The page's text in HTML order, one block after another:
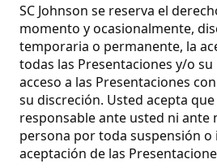
SC Johnson se reserva el
momento y ocasionalmente,
temporaria o permanente, la
todas las Presentaciones y/o
acceso a las Presentaciones
su discreción. Usted acepta que
responsable ante usted ni ante
persona por toda suspensión
aceptación de las